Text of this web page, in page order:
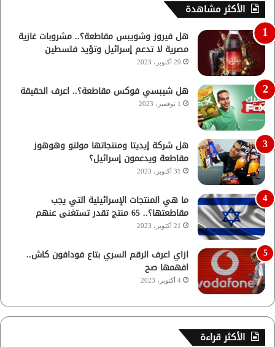
الأكثر مشاهدة
هل فيروز وشويبس مقاطعة؟.. مشروبات غازية
مصرية لا تدعم إسرائيل وتؤيد فلسطين
29 أكتوبر، 2023
هل شيبسي فوكس مقاطعة؟.. اعرف الحقيقة
1 نوفمبر، 2023
هل شركة إيديتا ومنتجاتها مولتو وهوهوز
مقاطعة ويدعمون إسرائيل؟
31 أكتوبر، 2023
ما هي المنتجات الإسرائيلية التي يجب
مقاطعتها؟.. 65 منتج تقدر تستغنى عنهم
21 أكتوبر، 2023
ازاي اعرف الرقم السري بتاع فودافون كاش..
افهمها صح
4 أكتوبر، 2023
الأكثر قراءة